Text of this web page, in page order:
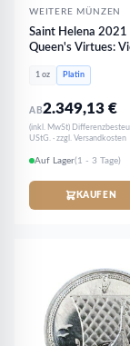
WEITERE MÜNZEN
Saint Helena 2021
Queen's Virtues:
oz Platin
1 oz Platin
AB2.349,13€
(inkl. MwSt)
UStG. · zzgl. Versandkosten
Auf Lager(1 - 3 Tage)
KAUFEN